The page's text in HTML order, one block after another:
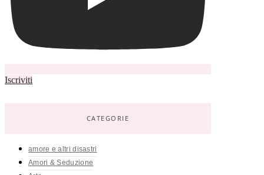
Iscriviti
CATEGORIE
amore e altri disastri
Amori & Seduzione